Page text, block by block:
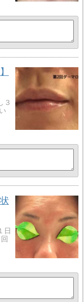
３
日